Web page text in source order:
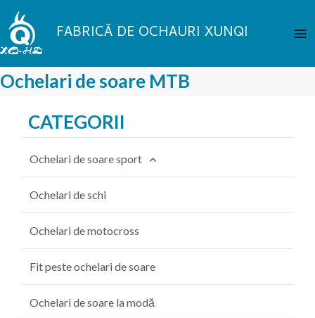
Treci
la
conținut FABRICĂ DE OCHAURI XUNQI
Ochelari de soare MTB
CATEGORII
Ochelari de soare sport
Ochelari de soare pentru ciclism
Ochelari de soare de pescuit
Ochelari de schi
Ochelari de motocross
Fit peste ochelari de soare
Ochelari de soare la modă